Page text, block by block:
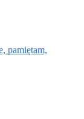
pamiętam,